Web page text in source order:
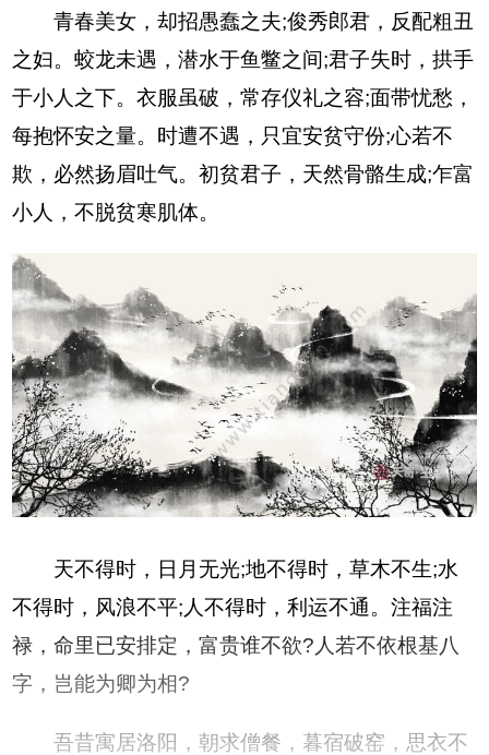
青春美女，却招愚蠢之夫;俊秀郎君，反配粗丑
之妇。蛟龙未遇，潜水于鱼鳖之间;君子失时，拱手
于小人之下。衣服虽破，常存仪礼之容;面带忧愁，
每抱怀安之量。时遭不遇，只宜安贫守份;心若不
欺，必然扬眉吐气。初贫君子，天然骨骼生成;乍富
小人，不脱贫寒肌体。
天不得时，日月无光;地不得时，草木不生;水
不得时，风浪不平;人不得时，利运不通。注福注
禄，命里已安排定，富贵谁不欲?人若不依根基八
字，岂能为卿为相?
吾昔寓居洛阳，朝求僧餐，暮宿破窑，思衣不